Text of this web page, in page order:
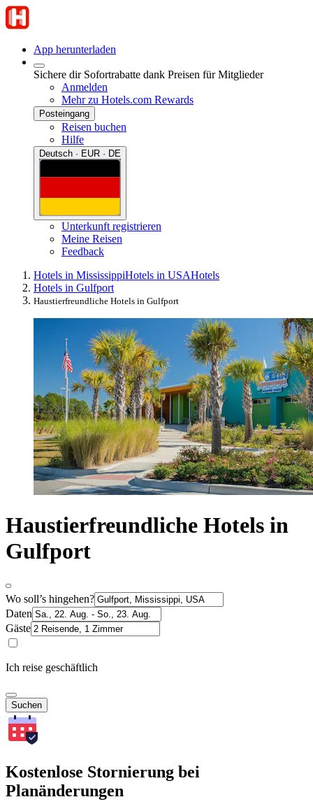
App herunterladen
Sichere dir Sofortrabatte dank Preisen für Mitglieder
Anmelden
Mehr zu Hotels.com Rewards
Posteingang
Reisen buchen
Hilfe
Deutsch · EUR · DE
Unterkunft registrieren
Meine Reisen
Feedback
Hotels in MississippiHotels in USAHotels
Hotels in Gulfport
Haustierfreundliche Hotels in Gulfport
Haustierfreundliche Hotels in
Gulfport
Wo soll’s hingehen?
Daten
Gäste
Ich reise geschäftlich
Suchen
Kostenlose Stornierung bei
Planänderungen